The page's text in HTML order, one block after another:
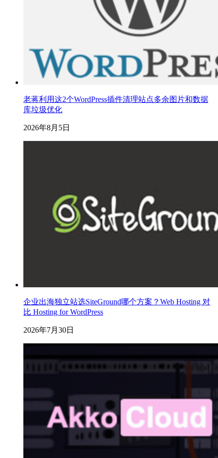
老蒋利用这2个WordPress插件清理站点多余图片和数据
库垃圾优化
2026年8月5日
企业出海独立站选SiteGround哪个方案？Web Hosting 对
比 Hosting for WordPress
2026年7月30日